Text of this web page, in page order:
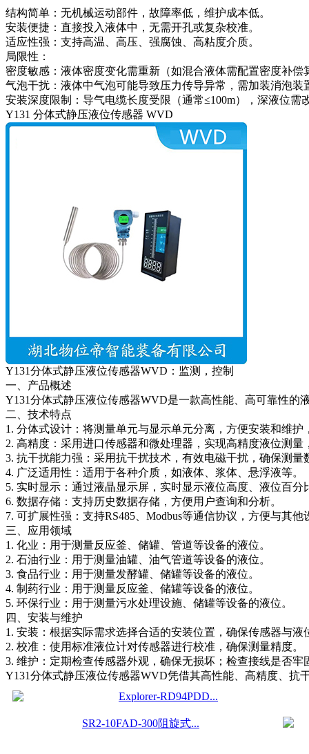
结构简单：无机械运动部件，故障率低，维护成本低。
安装便捷：直接投入液体中，无需开孔或复杂校准。
适应性强：支持高温、高压、强腐蚀、高粘度介质。
局限性：
密度敏感：液体密度变化需重新（如混合液体需配置密度补偿
气泡干扰：液体中气泡可能导致压力传导异常，需加装消泡装
安装深度限制：导气电缆长度受限（通常≤100m），深液位需
Y131 分体式静压液位传感器 WVD
Y131分体式静压液位传感器WVD：监测，控制
一、产品概述
Y131分体式静压液位传感器WVD是一款高性能、高可靠性的
二、技术特点
1. 分体式设计：将测量单元与显示单元分离，方便安装和维护
2. 高精度：采用进口传感器和微处理器，实现高精度液位测量
3. 抗干扰能力强：采用抗干扰技术，有效电磁干扰，确保测量
4. 广泛适用性：适用于各种介质，如液体、浆体、悬浮液等。
5. 实时显示：通过液晶显示屏，实时显示液位高度、液位百分
6. 数据存储：支持历史数据存储，方便用户查询和分析。
7. 可扩展性强：支持RS485、Modbus等通信协议，方便与其
三、应用领域
1. 化业：用于测量反应釜、储罐、管道等设备的液位。
2. 石油行业：用于测量油罐、油气管道等设备的液位。
3. 食品行业：用于测量发酵罐、储罐等设备的液位。
4. 制药行业：用于测量反应釜、储罐等设备的液位。
5. 环保行业：用于测量污水处理设施、储罐等设备的液位。
四、安装与维护
1. 安装：根据实际需求选择合适的安装位置，确保传感器与液
2. 校准：使用标准液位计对传感器进行校准，确保测量精度。
3. 维护：定期检查传感器外观，确保无损坏；检查接线是否牢
Y131分体式静压液位传感器WVD凭借其高性能、高精度、
Explorer-RD94PDD...
SR2-10FAD-300阻旋式...